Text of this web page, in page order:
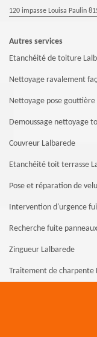
120 impasse Louisa Paulin
Autres services
Etanchéité de toiture
Nettoyage ravalement
Nettoyage pose gouttière
Demoussage nettoyage
Couvreur Lalbarede
Etanchéité toit terrasse
Pose et réparation de
Intervention d'urgence
Recherche fuite
Zingueur Lalbarede
Traitement de charpente